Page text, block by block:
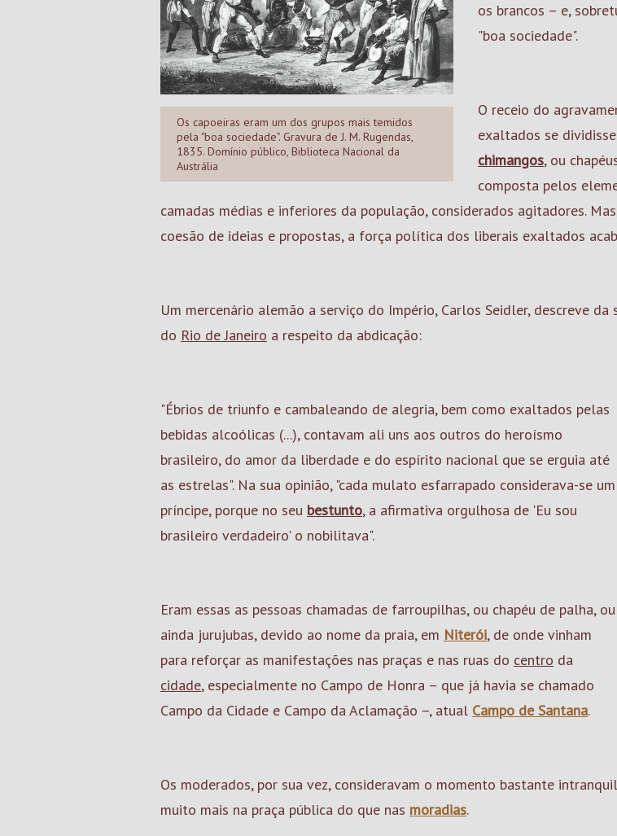
Os capoeiras eram um dos grupos mais temidos
pela "boa sociedade". Gravura de J. M. Rugendas,
1835. Domínio público, Biblioteca Nacional da
Austrália
os brancos – e,
"boa sociedade".
O receio do
exaltados se
chimangos, ou
composta pelos
camadas médias e inferiores da população, considerados agitadores.
coesão de ideias e propostas, a força política dos liberais exaltados
Um mercenário alemão a serviço do Império, Carlos Seidler, descreve
do Rio de Janeiro a respeito da abdicação:
"Ébrios de triunfo e cambaleando de alegria, bem como exaltados pelas
bebidas alcoólicas (...), contavam ali uns aos outros do heroísmo
brasileiro, do amor da liberdade e do espírito nacional que se erguia até
as estrelas". Na sua opinião, "cada mulato esfarrapado considerava-se um
príncipe, porque no seu bestunto, a afirmativa orgulhosa de 'Eu sou
brasileiro verdadeiro' o nobilitava".
Eram essas as pessoas chamadas de farroupilhas, ou chapéu de palha, ou
ainda jurujubas, devido ao nome da praia, em Niterói, de onde vinham
para reforçar as manifestações nas praças e nas ruas do centro da
cidade, especialmente no Campo de Honra – que já havia se chamado
Campo da Cidade e Campo da Aclamação –, atual Campo de Santana.
Os moderados, por sua vez, consideravam o momento bastante
muito mais na praça pública do que nas moradias.